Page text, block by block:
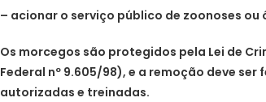
– acionar o serviço público de zoonoses ou
Os morcegos são protegidos pela Lei de
Federal nº 9.605/98), e a remoção deve
autorizadas e treinadas.